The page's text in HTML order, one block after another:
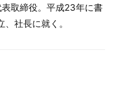
取締役。平成23年に書
社長に就く。